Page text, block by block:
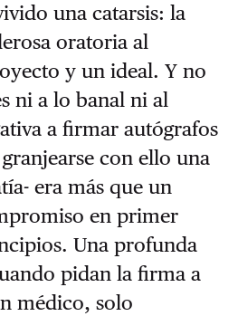
una catarsis: la
oratoria al
y un ideal. Y no
ni a lo banal ni al
a firmar autógrafos
con ello una
era más que un
en primer
Una profunda
pidan la firma a
médico, solo